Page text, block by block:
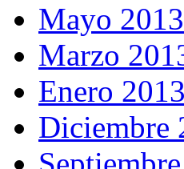
Mayo
Marzo
Enero
Diciembre